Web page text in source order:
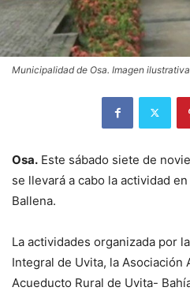
Municipalidad de Osa. Imagen
Osa. Este sábado siete de
se llevará a cabo la actividad
Ballena.
La actividades organizada por
Integral de Uvita, la Asociación
Acueducto Rural de Uvita-